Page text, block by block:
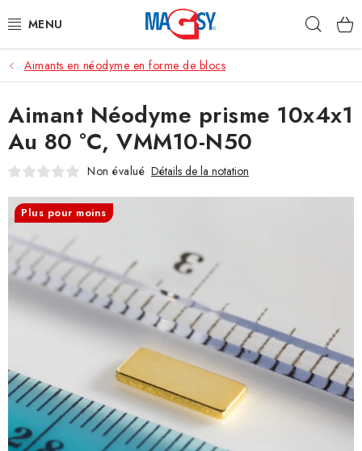
au
CATÉGORIE PRINCIPALE
ACCESSOIRES MAGNÉTIQUES
AIMANTS INDUSTRIELS
AUTRES AIMANTS
MATÉRIAUX EN ACIER INOXYDABLE
À propos
Conditions de vente
Protection des données (RGPD)
Contacte
Aimants en néodyme en forme de blocs
Aimant Néodyme prisme 10x4x1
Au 80 °C, VMM10-N50
Non évalué Détails de la notation
Plus pour moins